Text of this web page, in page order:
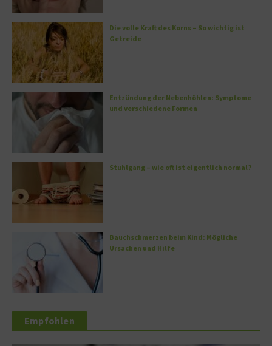
Die volle Kraft des Korns – So wichtig ist
Getreide
Entzündung der Nebenhöhlen: Symptome
und verschiedene Formen
Stuhlgang – wie oft ist eigentlich normal?
Bauchschmerzen beim Kind: Mögliche
Ursachen und Hilfe
Empfohlen